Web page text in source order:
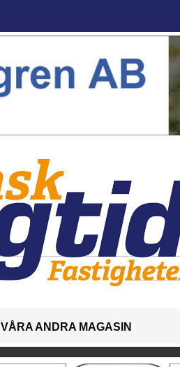
VÅRA ANDRA MAGASIN